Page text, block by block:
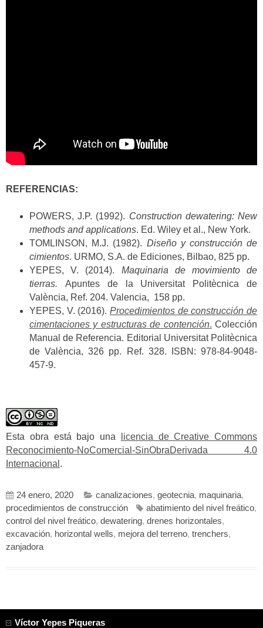
REFERENCIAS:
POWERS, J.P. (1992). Construction dewatering: New
methods and applications. Ed. Wiley et al., New York.
TOMLINSON, M.J. (1982). Diseño y construcción de
cimientos. URMO, S.A. de Ediciones, Bilbao, 825 pp.
YEPES, V. (2014). Maquinaria de movimiento de
tierras. Apuntes de la Universitat Politècnica de
València, Ref. 204. Valencia, 158 pp.
YEPES, V. (2016). Procedimientos de construcción de
cimentaciones y estructuras de contención. Colección
Manual de Referencia. Editorial Universitat Politècnica
de València, 326 pp. Ref. 328. ISBN: 978-84-9048-
457-9.
Esta obra está bajo una
licencia de Creative Commons
Reconocimiento-NoComercial-SinObraDerivada 4.0
Internacional .
24 enero, 2020 canalizaciones, geotecnia, maquinaria,
procedimientos de construcción
abatimiento del nivel freático,
control del nivel freático, dewatering, drenes horizontales,
excavación, horizontal wells, mejora del terreno, trenchers,
zanjadora
Víctor Yepes Piqueras